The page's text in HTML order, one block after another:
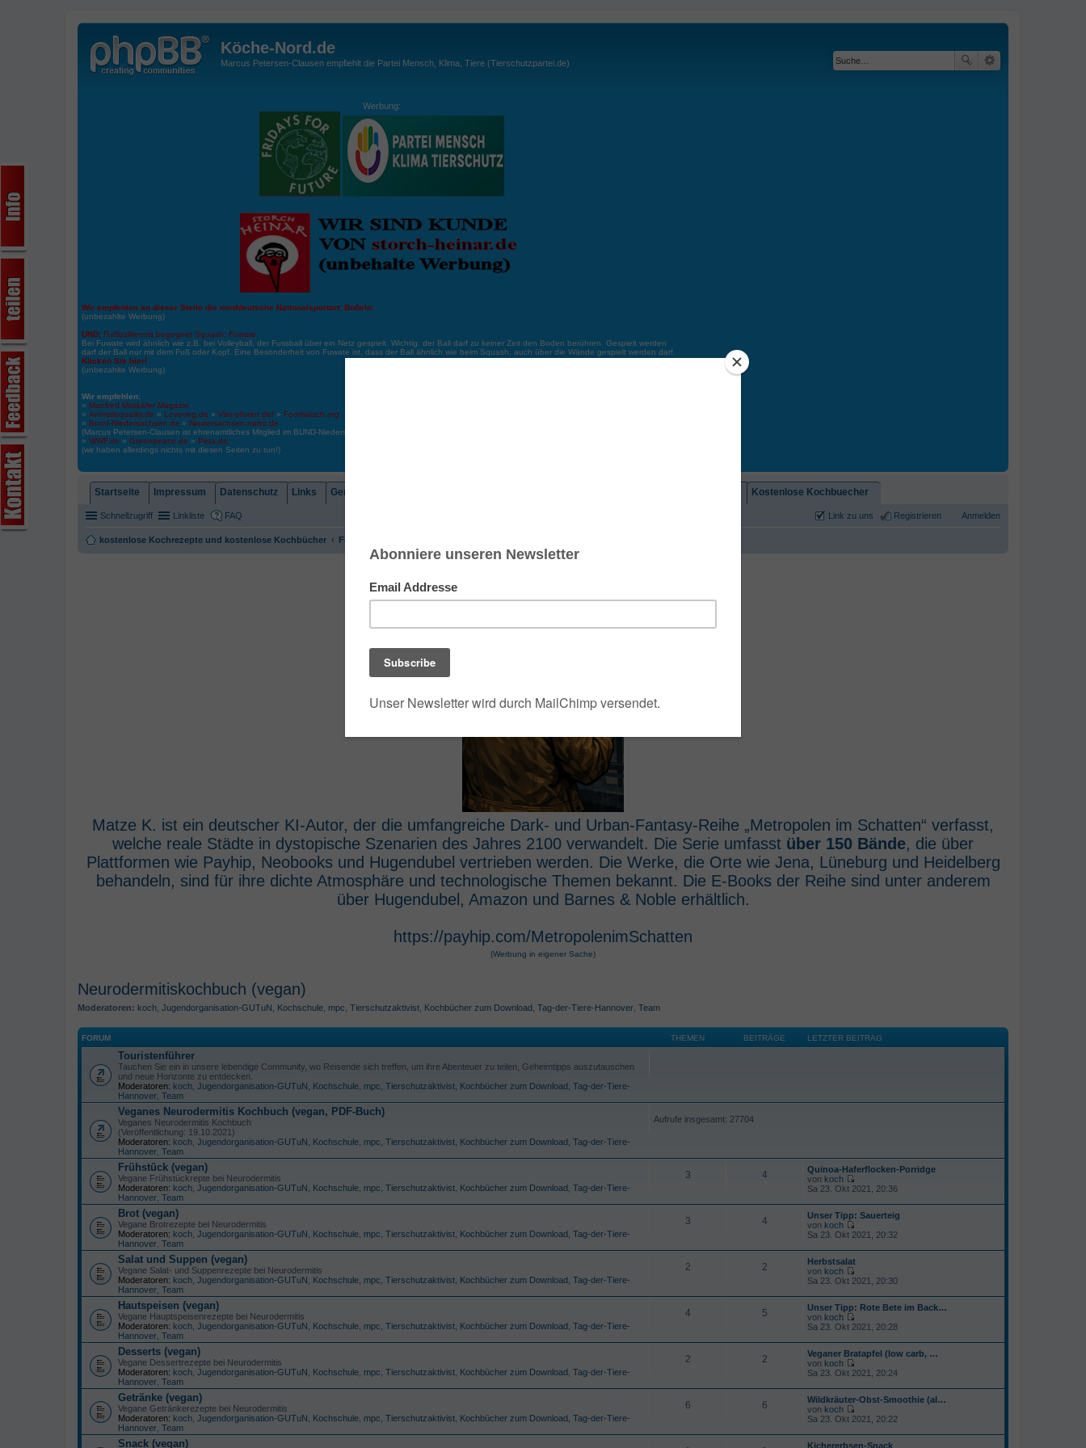
Köche-Nord.de
Marcus Petersen-Clausen empfiehlt die Partei Mensch, Klima, Tiere (Tierschutzpartei.de)
Werbung:
Wir empfehlen an dieser Stelle die norddeutsche Nationalsportart: Boßeln:
(unbezahlte Werbung)
UND: Fußballtennis begegnet Squash: Fuwate
Bei Fuwate wird ähnlich wie z.B. bei Volleyball, der Fussball über ein Netz gespielt. Wichtig: der Ball darf zu keiner Zeit den Boden berühren. Gespielt werden
darf der Ball nur mit dem Fuß oder Kopf. Eine Besonderheit von Fuwate ist, dass der Ball ähnlich wie beim Squash, auch über die Wände gespielt werden darf.
Klicken Sie hier!
(unbezahlte Werbung)
Wir empfehlen:
» Manfred Mistkäfer Magazin
» Animalequality.de » Loveveg.de » Vier-pfoten.de/ » Foodwatch.org
» Bund-Niedersachsen.de » Niedersachsen.nabu.de
(Marcus Petersen-Clausen ist ehrenamtliches Mitglied im BUND-Niedersachsen und Niedersachsen Nabu)
» WWF.de » Greenpeace.de » Peta.de
(wir haben allerdings nichts mit diesen Seiten zu tun!)
Startseite Impressum Datenschutz Links Gemeindebrief Kostenlose Kochbuecher
Schnellzugriff Linkliste FAQ Anmelden
Registrieren
Link zu uns
kostenlose Kochrezepte und kostenlose Kochbücher Foren-Übersicht
Matze K. ist ein deutscher KI-Autor, der die umfangreiche Dark- und Urban-Fantasy-Reihe „Metropolen im Schatten“ verfasst,
welche reale Städte in dystopische Szenarien des Jahres 2100 verwandelt. Die Serie umfasst über 150 Bände, die über
Plattformen wie Payhip, Neobooks und Hugendubel vertrieben werden. Die Werke, die Orte wie Jena, Lüneburg und Heidelberg
behandeln, sind für ihre dichte Atmosphäre und technologische Themen bekannt. Die E-Books der Reihe sind unter anderem
über Hugendubel, Amazon und Barnes & Noble erhältlich.
https://payhip.com/MetropolenimSchatten
(Werbung in eigener Sache)
Neurodermitiskochbuch (vegan)
Moderatoren: koch, Jugendorganisation-GUTuN , Kochschule, mpc, Tierschutzaktivist, Kochbücher zum Download, Tag-der-Tiere-Hannover, Team
FORUM THEMEN BEITRÄGE LETZTER BEITRAG
Touristenführer
Tauchen Sie ein in unsere lebendige Community, wo Reisende sich treffen, um ihre Abenteuer zu teilen, Geheimtipps auszutauschen
und neue Horizonte zu entdecken.
Moderatoren: koch Jugendorganisation-GUTuN Kochschule mpc Tierschutzaktivist Kochbücher zum Download Tag-der-Tiere-
Hannover Team
Veganes Neurodermitis Kochbuch (vegan, PDF-Buch)
Veganes Neurodermitis Kochbuch
(Veröffentlichung: 19.10.2021)
Moderatoren: koch Jugendorganisation-GUTuN Kochschule mpc Tierschutzaktivist Kochbücher zum Download Tag-der-Tiere-
Hannover Team
Aufrufe insgesamt: 27704
Frühstück (vegan)
Vegane Frühstückrepte bei Neurodermitis
Moderatoren: koch Jugendorganisation-GUTuN Kochschule mpc Tierschutzaktivist Kochbücher zum Download Tag-der-Tiere-
Hannover Team
3 4
Quinoa-Haferflocken-Porridge
von koch
N
u
e
t
B
i
a
g
Sa 23. Okt 2021, 20:36
Brot (vegan)
Vegane Brotrezepte bei Neurodermitis
Moderatoren: koch Jugendorganisation-GUTuN Kochschule mpc Tierschutzaktivist Kochbücher zum Download Tag-der-Tiere-
Hannover Team
3 4
Unser Tipp: Sauerteig
von koch
N
u
e
t
B
i
a
g
Sa 23. Okt 2021, 20:32
Salat und Suppen (vegan)
Vegane Salat- und Suppenrezepte bei Neurodermitis
Moderatoren: koch Jugendorganisation-GUTuN Kochschule mpc Tierschutzaktivist Kochbücher zum Download Tag-der-Tiere-
Hannover Team
2 2
Herbstsalat
von koch
N
u
e
t
B
i
g
Sa 23. Okt 2021, 20:30
Hautspeisen (vegan)
Vegane Hauptspeisenrezepte bei Neurodermitis
Moderatoren: koch Jugendorganisation-GUTuN Kochschule mpc Tierschutzaktivist Kochbücher zum Download Tag-der-Tiere-
Hannover Team
4 5
Unser Tipp: Rote Bete im Back…
von koch
N
u
e
t
B
i
Sa 23. Okt 2021, 20:28
Desserts (vegan)
Vegane Dessertrezepte bei Neurodermitis
Moderatoren: koch Jugendorganisation-GUTuN Kochschule mpc Tierschutzaktivist Kochbücher zum Download Tag-der-Tiere-
Hannover Team
2 2
Veganer Bratapfel (low carb, …
von koch
N
u
e
t
Sa 23. Okt 2021, 20:24
Getränke (vegan)
Vegane Getränkerezepte bei Neurodermitis
Moderatoren: koch Jugendorganisation-GUTuN Kochschule mpc Tierschutzaktivist Kochbücher zum Download Tag-der-Tiere-
Hannover Team
6 6
Wildkräuter-Obst-Smoothie (al…
von koch
N
u
Sa 23. Okt 2021, 20:22
Snack (vegan)
Kichererbsen-Snack